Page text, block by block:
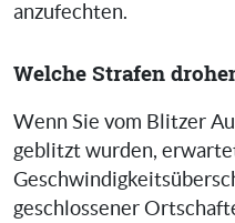
anzufechten.
Welche Strafen
Wenn Sie vom Blitzer
geblitzt wurden,
geschlossener